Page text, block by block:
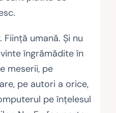
umană. Şi nu
îngră­mădite în
meserii, pe
pe autori a orice,
pe înţelesul